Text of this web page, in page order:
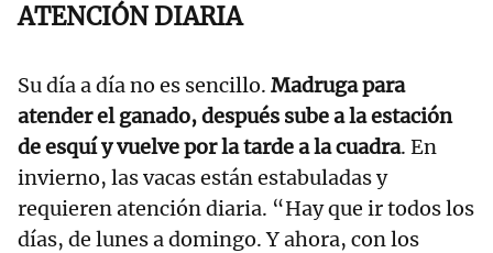
ATENCIÓN DIARIA
Su día a día no es sencillo. Madruga para
atender el ganado, después sube a la estación
de esquí y vuelve por la tarde a la cuadra. En
invierno, las vacas están estabuladas y
requieren atención diaria. “Hay que ir todos los
días, de lunes a domingo. Y ahora, con los